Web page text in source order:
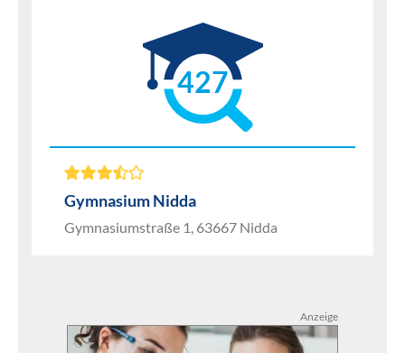
427
Gymnasium Nidda
Gymnasiumstraße 1, 63667 Nidda
Anzeige